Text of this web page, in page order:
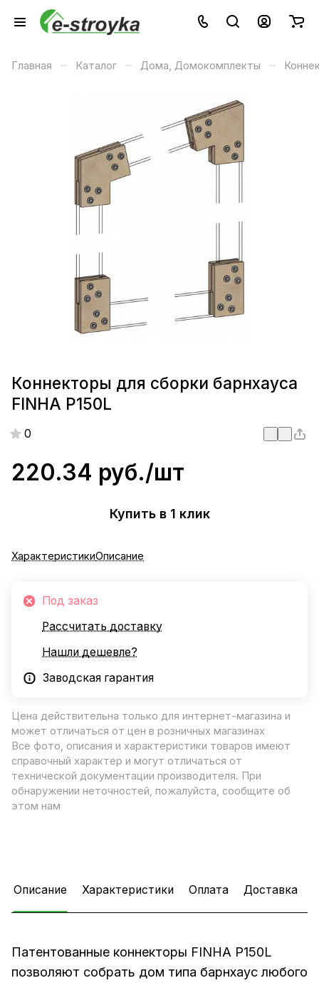
Главная – Каталог – Дома, Домокомплекты –
Коннекторы для сборки барнхауса
FINHA P150L
0
220.34 руб./шт
Купить в 1 клик
ХарактеристикиОписание
Под заказ
Рассчитать доставку
Нашли дешевле?
Заводская гарантия
Цена действительна только для интернет-магазина и
может отличаться от цен в розничных магазинах
Все фото, описания и характеристики товаров имеют
справочный характер и могут отличаться от
технической документации производителя. При
обнаружении неточностей, пожалуйста, сообщите об
этом нам
Описание Характеристики Оплата Доставка
Патентованные коннекторы FINHA P150L
позволяют собрать дом типа барнхаус любого